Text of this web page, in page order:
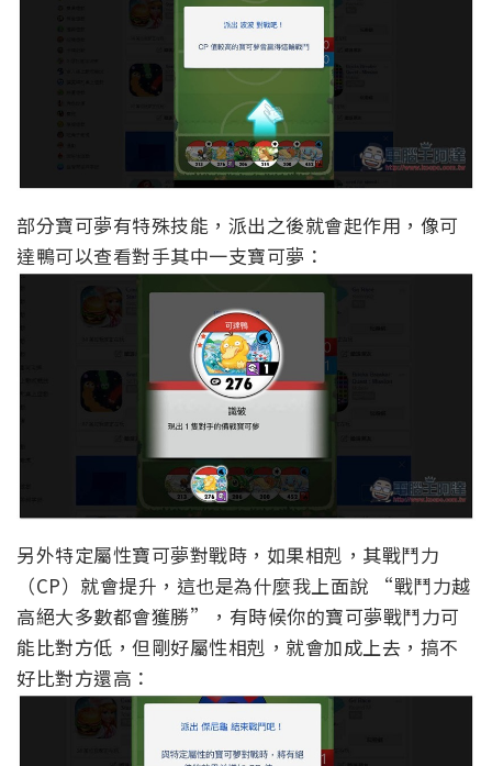
部分寶可夢有特殊技能，派出之後就會起作用，像可
達鴨可以查看對手其中一支寶可夢：
另外特定屬性寶可夢對戰時，如果相剋，其戰鬥力
（CP）就會提升，這也是為什麼我上面說 “戰鬥力越
高絕大多數都會獲勝”，有時候你的寶可夢戰鬥力可
能比對方低，但剛好屬性相剋，就會加成上去，搞不
好比對方還高：